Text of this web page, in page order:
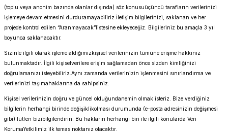
(toplu veya anonim bazında olanlar dışında) söz konusuüçüncü tarafların verilerinizi
işlemeye devam etmesini durduramayabiliriz.İletişim bilgilerinizi, saklanan ve her
projede kontrol edilen “Aranmayacak”listesine ekleyeceğiz. Bilgileriniz bu amaçla 3 yıl
boyunca saklanacaktır.
Sizinle ilgili olarak işleme aldığımızkişisel verilerinizin tümüne erişme hakkınız
bulunmaktadır. İlgili kişiselverilere erişim sağlamadan önce sizden kimliğinizi
doğrulamanızı isteyebiliriz.Aynı zamanda verilerinizin işlenmesini sınırlandırma ve
verilerinizi taşımahaklarına da sahipsiniz.
Kişisel verilerinizin doğru ve güncel olduğundanemin olmak isteriz. Bize verdiğiniz
bilgilerin herhangi birinde değişiklikolması durumunda (e-posta adresinizin değişmesi
gibi) lütfen bizibilgilendirin. Bu hakların herhangi biri ile ilgili konularda Veri
KorumaYetkilimiz ilk temas noktanız olacaktır.